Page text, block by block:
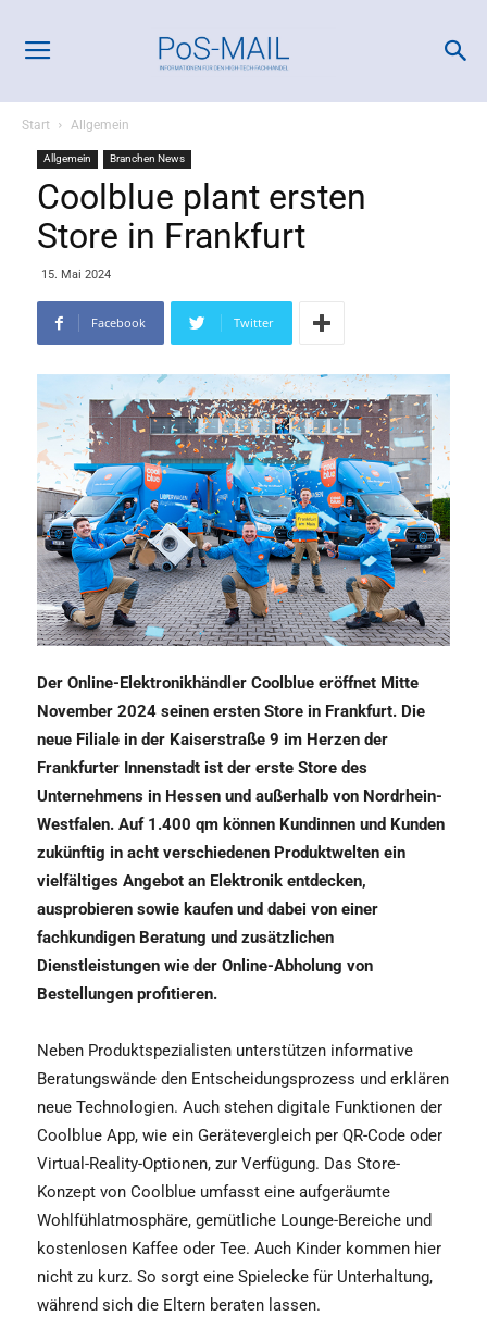
Start Allgemein
Allgemein Branchen News
Coolblue plant ersten
Store in Frankfurt
15. Mai 2024
Facebook Twitter
Der Online-Elektronikhändler Coolblue eröffnet Mitte
November 2024 seinen ersten Store in Frankfurt. Die
neue Filiale in der Kaiserstraße 9 im Herzen der
Frankfurter Innenstadt ist der erste Store des
Unternehmens in Hessen und außerhalb von Nordrhein-
Westfalen. Auf 1.400 qm können Kundinnen und Kunden
zukünftig in acht verschiedenen Produktwelten ein
vielfältiges Angebot an Elektronik entdecken,
ausprobieren sowie kaufen und dabei von einer
fachkundigen Beratung und zusätzlichen
Dienstleistungen wie der Online-Abholung von
Bestellungen profitieren.
Neben Produktspezialisten unterstützen informative
Beratungswände den Entscheidungsprozess und erklären
neue Technologien. Auch stehen digitale Funktionen der
Coolblue App, wie ein Gerätevergleich per QR-Code oder
Virtual-Reality-Optionen, zur Verfügung. Das Store-
Konzept von Coolblue umfasst eine aufgeräumte
Wohlfühlatmosphäre, gemütliche Lounge-Bereiche und
kostenlosen Kaffee oder Tee. Auch Kinder kommen hier
nicht zu kurz. So sorgt eine Spielecke für Unterhaltung,
während sich die Eltern beraten lassen.